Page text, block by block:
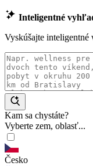
Inteligentné
Vyskúšajte
Kam sa chystáte?
Vyberte zem, oblasť...
Česko